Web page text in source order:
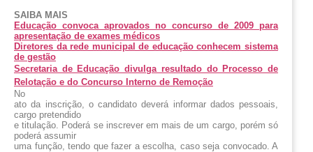
SAIBA MAIS
Educação convoca aprovados no concurso de 2009 para
apresentação de exames médicos
Diretores da rede municipal de educação conhecem sistema
de gestão
Secretaria de Educação divulga resultado do Processo de
Relotação e do Concurso Interno de Remoção
No
ato da inscrição, o candidato deverá informar dados pessoais,
cargo pretendido
e titulação. Poderá se inscrever em mais de um cargo, porém só
poderá assumir
uma função, tendo que fazer a escolha, caso seja convocado. A